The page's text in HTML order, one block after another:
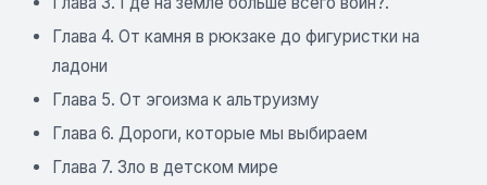
Глава 4. От камня в рюкзаке до фигуристки на
ладони
Глава 5. От эгоизма к альтруизму
Глава 6. Дороги, которые мы выбираем
Глава 7. Зло в детском мире